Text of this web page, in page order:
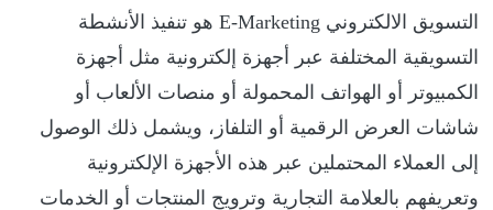
التسويق الالكتروني E-Marketing هو تنفيذ الأنشطة
التسويقية المختلفة عبر أجهزة إلكترونية مثل أجهزة
الكمبيوتر أو الهواتف المحمولة أو منصات الألعاب أو
شاشات العرض الرقمية أو التلفاز، ويشمل ذلك الوصول
إلى العملاء المحتملين عبر هذه الأجهزة الإلكترونية
وتعريفهم بالعلامة التجارية وترويج المنتجات أو الخدمات